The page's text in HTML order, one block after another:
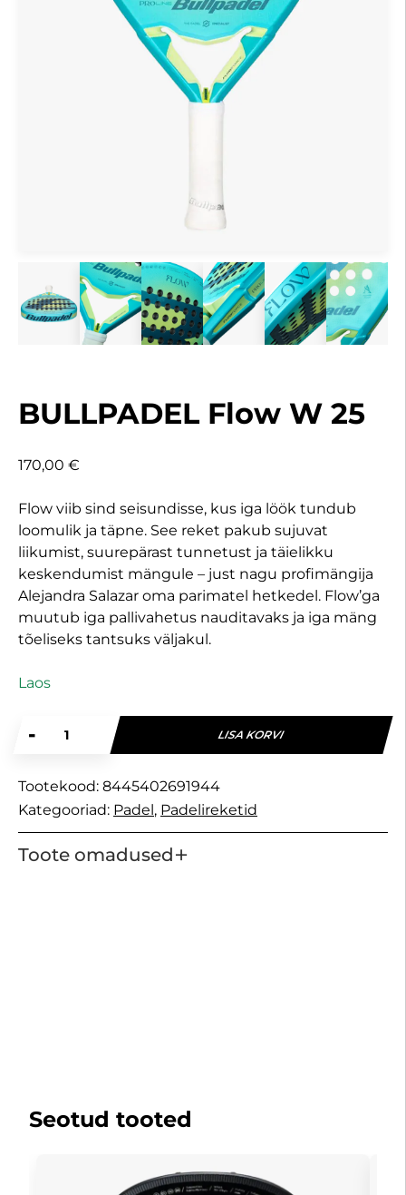
BULLPADEL Flow W 25
170,00 €
Flow viib sind seisundisse, kus iga löök tundub
loomulik ja täpne. See reket pakub sujuvat
liikumist, suurepärast tunnetust ja täielikku
keskendumist mängule – just nagu profimängija
Alejandra Salazar oma parimatel hetkedel. Flow’ga
muutub iga pallivahetus nauditavaks ja iga mäng
tõeliseks tantsuks väljakul.
Laos
LISA KORVI
Tootekood: 8445402691944
Kategooriad: Padel , Padelireketid
Toote omadused+
Seotud tooted